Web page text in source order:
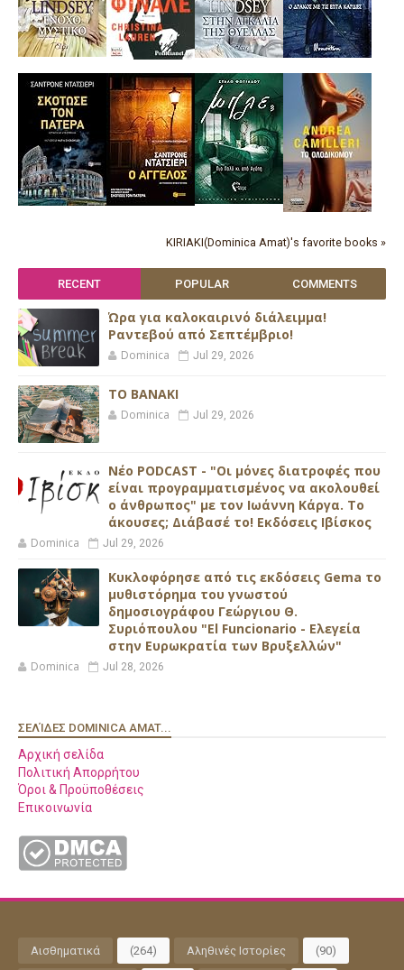
KIRIAKI(Dominica Amat)'s favorite books »
RECENT POPULAR COMMENTS
Ώρα για καλοκαιρινό διάλειμμα!
Ραντεβού από Σεπτέμβριο!
Dominica Jul 29, 2026
ΤΟ ΒΑΝΑΚΙ
Dominica Jul 29, 2026
Νέο PODCAST - "Οι μόνες διατροφές που
είναι προγραμματισμένος να ακολουθεί
ο άνθρωπος" με τον Ιωάννη Κάργα. Το
άκουσες; Διάβασέ το! Εκδόσεις Ιβίσκος
Dominica Jul 29, 2026
Κυκλοφόρησε από τις εκδόσεις Gema το
μυθιστόρημα του γνωστού
δημοσιογράφου Γεώργιου Θ.
Συριόπουλου "El Funcionario - Ελεγεία
στην Ευρωκρατία των Βρυξελλών"
Dominica Jul 28, 2026
ΣΕΛΊΔΕΣ DOMINICA AMAT...
Αρχική σελίδα
Πολιτική Απορρήτου
Όροι & Προϋποθέσεις
Επικοινωνία
Αισθηματικά (264) Αληθινές Ιστορίες (90)